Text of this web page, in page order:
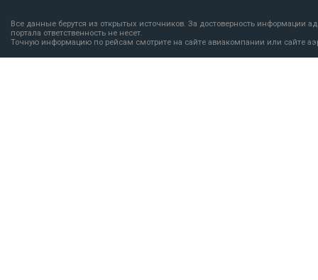
Все данные берутся из открытых источников. За достоверность информации
портала ответственность не несет.
Точную информацию по рейсам смотрите на сайте авиакомпании или сайте